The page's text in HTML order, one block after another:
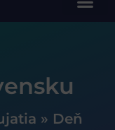
» Deň